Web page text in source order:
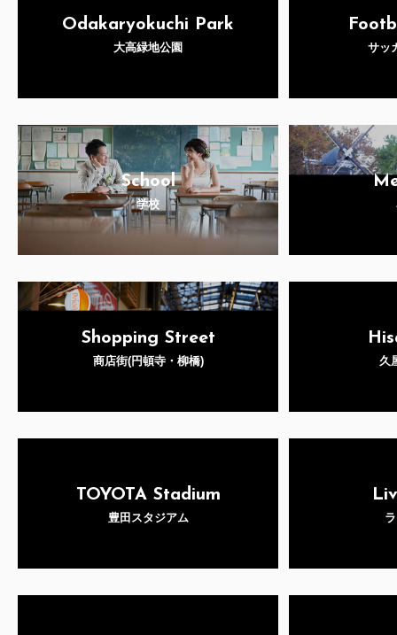
Odakaryokuchi Park
大高緑地公園 サッ
School
学校
Shopping Street
商店街(円頓寺・柳橋) 久
TOYOTA Stadium
豊田スタジアム